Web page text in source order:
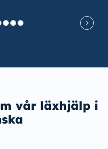
vår läxhjälp i